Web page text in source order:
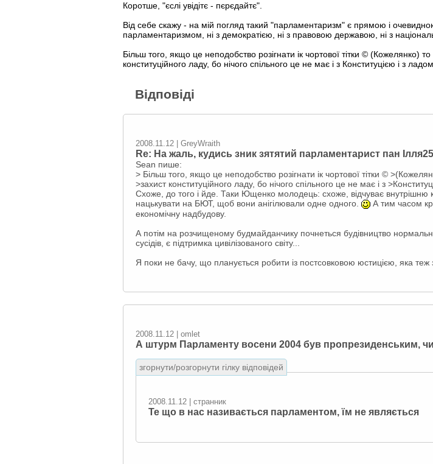
Коротше, "єслі увідітє - пєрєдайтє".
Від себе скажу - на мій погляд такий "парламентаризм" є прямою і
парламентаризмом, ні з демократією, ні з правовою державою, ні з
Більш того, якщо це неподобство розігнати ік чортової тітки © (Кожелянко)
конституційного ладу, бо нічого спільного це не має і з Конституцією і з ладом.
Відповіді
2008.11.12 | GreyWraith
Re: На жаль, кудись зник зятятий парламентарист пан Ілля25
Sean пише:
> Більш того, якщо це неподобство розігнати ік чортової тітки ©
>захист конституційного ладу, бо нічого спільного це не має і з
Схоже, до того і йде. Таки Ющенко молодець: схоже, відчуває внутрішню
нацькувати на БЮТ, щоб вони анігілювали одне одного.
А тим часом
економічну надбудову.
А потім на розчищеному будмайданчику почнеться будівництво
сусідів, є підтримка цивілізованого світу...
Я поки не бачу, що планується робити із постсовковою юстицією, яка теж
2008.11.12 | omlet
А штурм Парламенту восени 2004 був пропрезиденським, чи
згорнути/розгорнути гілку відповідей
2008.11.12 | странник
Те що в нас називається парламентом, їм не являється